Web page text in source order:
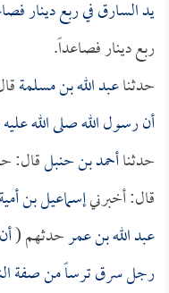
يد السارق في ربع دينار
ربع دينار فصاعداً.
حدثناعبد الله بن مسلمة
أن رسول الله صلى الله
حدثناأحمد بن حنبلقال:
قال: أخبرنيإسماعيل بن أمية
عبد الله بن عمرحدثهم (
رجل سرق ترساً من صفة